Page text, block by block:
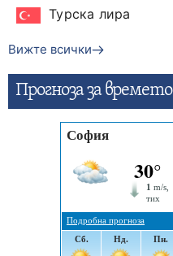
Турска лира
Вижте всички
Прогнозa за времето